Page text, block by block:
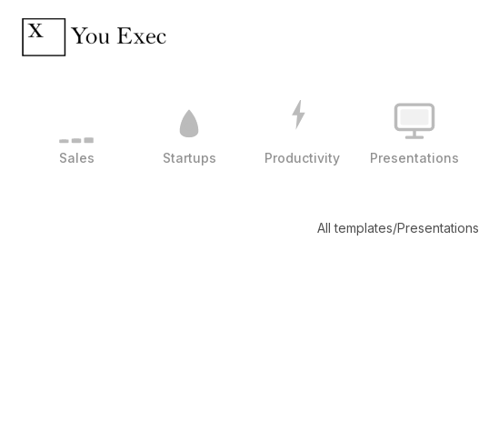
Sales Startups Productivity Presentations
All templates/Presentations